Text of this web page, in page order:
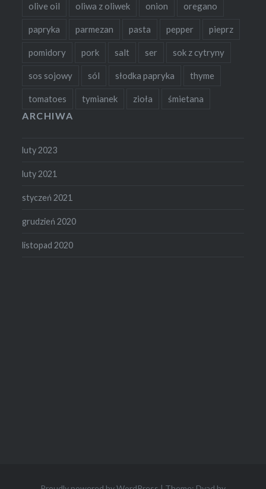
olive oil oliwa z oliwek onion oregano
papryka parmezan pasta pepper pieprz
pomidory pork salt ser sok z cytryny
sos sojowy sól słodka papryka thyme
tomatoes tymianek zioła śmietana
ARCHIWA
luty 2023
luty 2021
styczeń 2021
grudzień 2020
listopad 2020